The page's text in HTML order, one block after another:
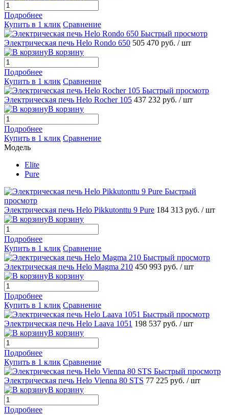
Подробнее
Купить в 1 клик Сравнение
Быстрый просмотр
Электрическая печь Helo Rondo 650 505 470 руб. / шт
В корзину
Подробнее
Купить в 1 клик Сравнение
Быстрый просмотр
Электрическая печь Helo Rocher 105 437 232 руб. / шт
В корзину
Подробнее
Купить в 1 клик Сравнение
Модель
Elite
Pure
Быстрый
просмотр
Электрическая печь Helo Pikkutonttu 9 Pure 184 313 руб. / шт
В корзину
Подробнее
Купить в 1 клик Сравнение
Быстрый просмотр
Электрическая печь Helo Magma 210 450 993 руб. / шт
В корзину
Подробнее
Купить в 1 клик Сравнение
Быстрый просмотр
Электрическая печь Helo Laava 1051 198 537 руб. / шт
В корзину
Подробнее
Купить в 1 клик Сравнение
Быстрый просмотр
Электрическая печь Helo Vienna 80 STS 77 225 руб. / шт
В корзину
Подробнее